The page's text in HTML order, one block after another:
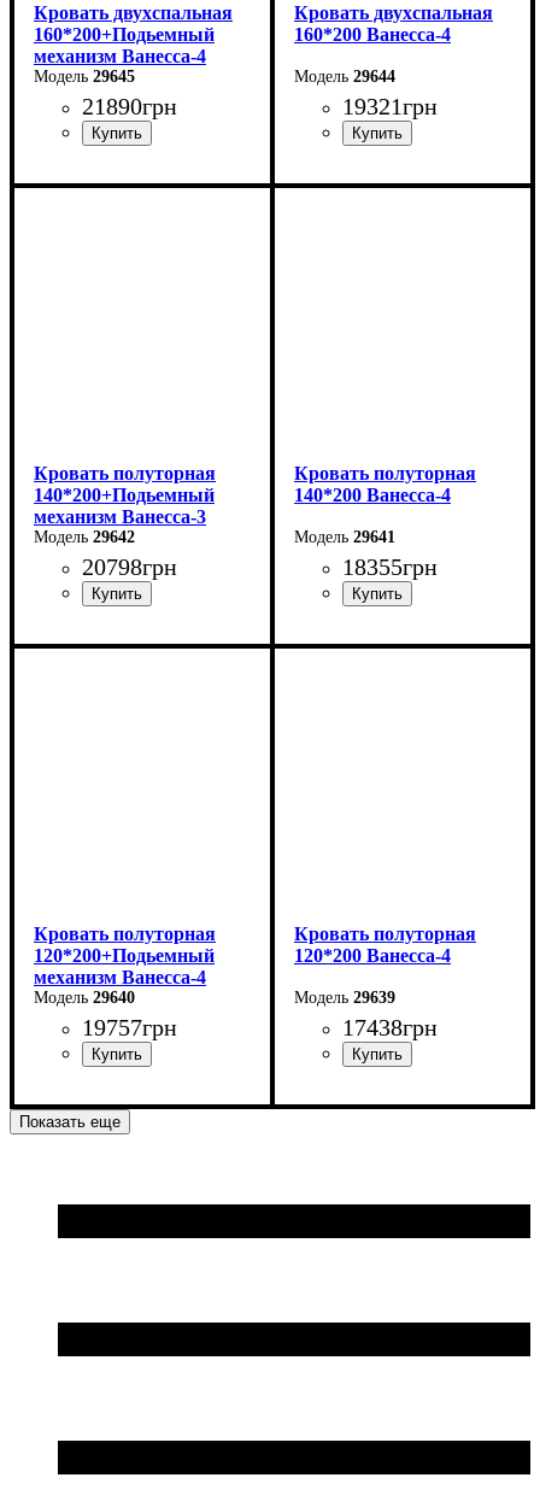
Кровать двухспальная
160*200+Подьемный
механизм Ванесса-4
29645
21890грн
Ширина: 186 см
Кровать двухспальная
160*200 Ванесса-4
29644
19321грн
Ширина: 186 см
Кровать полуторная
140*200+Подьемный
механизм Ванесса-3
29642
20798грн
Ширина: 166 см
Кровать полуторная
140*200 Ванесса-4
29641
18355грн
Ширина: 166 см
Кровать полуторная
120*200+Подьемный
механизм Ванесса-4
29640
19757грн
Ширина: 146 см
Высота: 86 см
Кровать полуторная
120*200 Ванесса-4
29639
17438грн
Ширина: 146 см
Показать еще